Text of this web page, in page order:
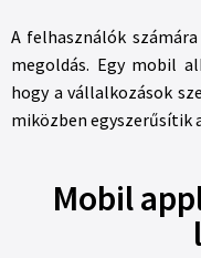
A felhasználók
megoldás. Egy mobil
hogy a vállalkozások
miközben egyszerűsítik
Mobil